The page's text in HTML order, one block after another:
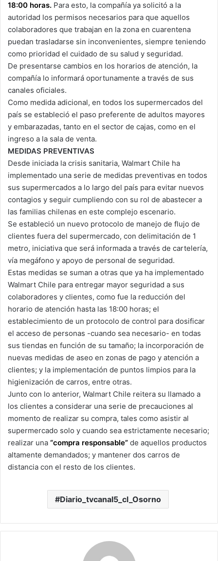
18:00 horas. Para esto, la compañía ya solicitó a la
autoridad los permisos necesarios para que aquellos
colaboradores que trabajan en la zona en cuarentena
puedan trasladarse sin inconvenientes, siempre teniendo
como prioridad el cuidado de su salud y seguridad.
De presentarse cambios en los horarios de atención, la
compañía lo informará oportunamente a través de sus
canales oficiales.
Como medida adicional, en todos los supermercados del
país se estableció el paso preferente de adultos mayores
y embarazadas, tanto en el sector de cajas, como en el
ingreso a la sala de venta.
MEDIDAS PREVENTIVAS
Desde iniciada la crisis sanitaria, Walmart Chile ha
implementado una serie de medidas preventivas en todos
sus supermercados a lo largo del país para evitar nuevos
contagios y seguir cumpliendo con su rol de abastecer a
las familias chilenas en este complejo escenario.
Se estableció un nuevo protocolo de manejo de flujo de
clientes fuera del supermercado, con delimitación de 1
metro, iniciativa que será informada a través de cartelería,
vía megáfono y apoyo de personal de seguridad.
Estas medidas se suman a otras que ya ha implementado
Walmart Chile para entregar mayor seguridad a sus
colaboradores y clientes, como fue la reducción del
horario de atención hasta las 18:00 horas; el
establecimiento de un protocolo de control para dosificar
el acceso de personas -cuando sea necesario- en todas
sus tiendas en función de su tamaño; la incorporación de
nuevas medidas de aseo en zonas de pago y atención a
clientes; y la implementación de puntos limpios para la
higienización de carros, entre otras.
Junto con lo anterior, Walmart Chile reitera su llamado a
los clientes a considerar una serie de precauciones al
momento de realizar su compra, tales como asistir al
supermercado solo y cuando sea estrictamente necesario;
realizar una “compra responsable” de aquellos productos
altamente demandados; y mantener dos carros de
distancia con el resto de los clientes.
Diario_tvcanal5_cl_Osorno